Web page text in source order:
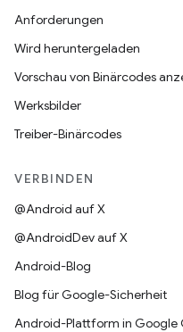
Anforderungen
Wird heruntergeladen
Vorschau von Binärcodes
Werksbilder
Treiber-Binärcodes
VERBINDEN
@Android auf X
@AndroidDev auf X
Android-Blog
Blog für Google-Sicherheit
Android-Plattform in Google